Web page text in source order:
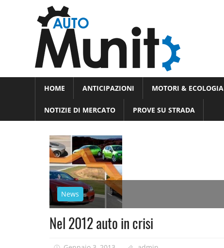
e
motori
Novità
dal
HOME ANTICIPAZIONI MOTORI & ECOLOGIA
NOTIZIE DI MERCATO PROVE SU STRADA
News
Nel 2012 auto in crisi